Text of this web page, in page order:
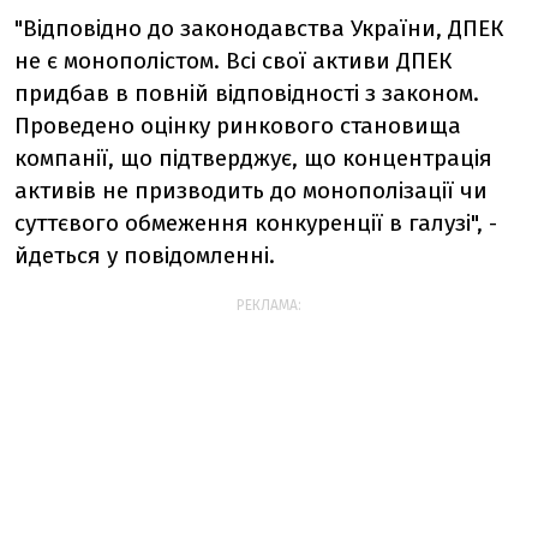
"Відповідно до законодавства України, ДПЕК
не є монополістом. Всі свої активи ДПЕК
придбав в повній відповідності з законом.
Проведено оцінку ринкового становища
компанії, що підтверджує, що концентрація
активів не призводить до монополізації чи
суттєвого обмеження конкуренції в галузі", -
йдеться у повідомленні.
РЕКЛАМА: